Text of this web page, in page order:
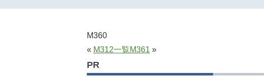
M360
« M312一覧M361 »
PR